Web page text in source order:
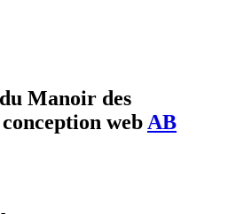
Manoir des
web AB